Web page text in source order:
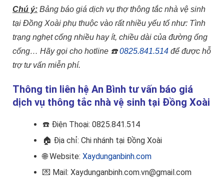
Chú ý: Bảng báo giá dịch vụ thợ thông tắc nhà vệ sinh
tại Đồng Xoài phụ thuộc vào rất nhiều yếu tố như: Tình
trạng nghẹt cống nhiều hay ít, chiều dài của đường ống
cống… Hãy gọi cho hotline ☎️0825.841.514 để được hỗ
trợ tư vấn miễn phí.
Thông tin liên hệ An Bình tư vấn báo giá
dịch vụ thông tắc nhà vệ sinh tại Đồng Xoài
☎️ Điện Thoại: 0825.841.514
🏠 Địa chỉ: Chi nhánh tại Đồng Xoài
🌐 Website: Xaydunganbinh.com
💌 Mail: Xaydunganbinh.com.vn@gmail.com